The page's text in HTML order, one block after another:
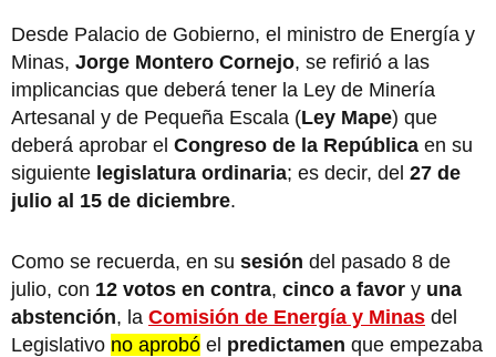
Desde Palacio de Gobierno, el ministro de Energía y
Minas, Jorge Montero Cornejo, se refirió a las
implicancias que deberá tener la Ley de Minería
Artesanal y de Pequeña Escala (Ley Mape) que
deberá aprobar el Congreso de la República en su
siguiente legislatura ordinaria; es decir, del 27 de
julio al 15 de diciembre.
Como se recuerda, en su sesión del pasado 8 de
julio, con 12 votos en contra, cinco a favor y una
abstención, la Comisión de Energía y Minas del
Legislativo no aprobó el predictamen que empezaba